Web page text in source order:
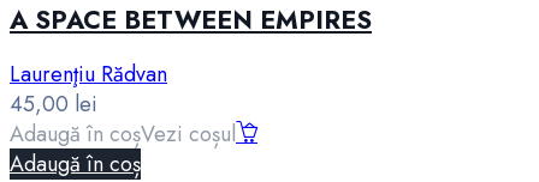
A SPACE BETWEEN EMPIRES
Laurenţiu Rădvan
45,00 lei
Adaugă în coșVezi coșul
Adaugă în coș